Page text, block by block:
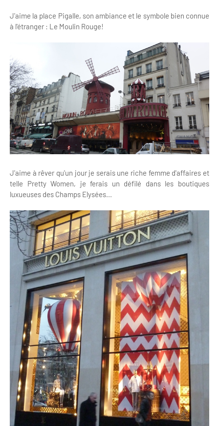
J'aime la place Pigalle, son ambiance et le symbole bien connue
à l'étranger : Le Moulin Rouge!
J'aime à rêver qu'un jour je serais une riche femme d'affaires et
telle Pretty Women, je ferais un défilé dans les boutiques
luxueuses des Champs Elysées...